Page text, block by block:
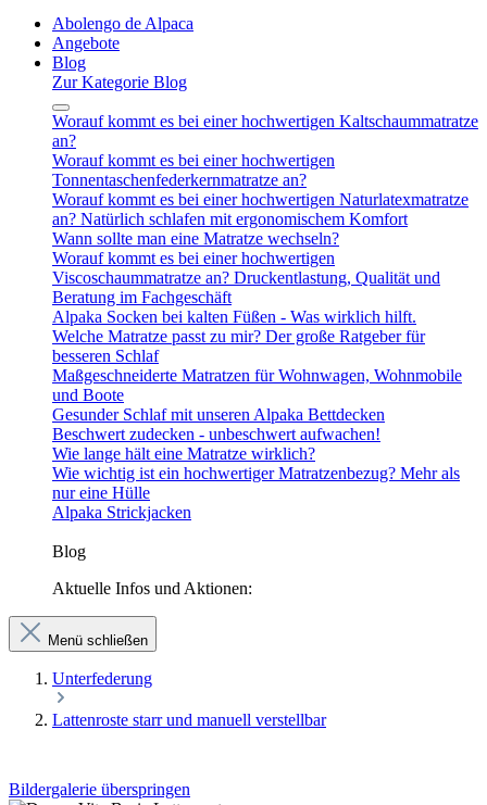
Abolengo de Alpaca
Angebote
Blog
Zur Kategorie Blog
Worauf kommt es bei einer hochwertigen Kaltschaummatratze
an?
Worauf kommt es bei einer hochwertigen
Tonnentaschenfederkernmatratze an?
Worauf kommt es bei einer hochwertigen Naturlatexmatratze
an? Natürlich schlafen mit ergonomischem Komfort
Wann sollte man eine Matratze wechseln?
Worauf kommt es bei einer hochwertigen
Viscoschaummatratze an? Druckentlastung, Qualität und
Beratung im Fachgeschäft
Alpaka Socken bei kalten Füßen - Was wirklich hilft.
Welche Matratze passt zu mir? Der große Ratgeber für
besseren Schlaf
Maßgeschneiderte Matratzen für Wohnwagen, Wohnmobile
und Boote
Gesunder Schlaf mit unseren Alpaka Bettdecken
Beschwert zudecken - unbeschwert aufwachen!
Wie lange hält eine Matratze wirklich?
Wie wichtig ist ein hochwertiger Matratzenbezug? Mehr als
nur eine Hülle
Alpaka Strickjacken
Blog
Aktuelle Infos und Aktionen:
Menü schließen
Unterfederung
Lattenroste starr und manuell verstellbar
Bildergalerie überspringen